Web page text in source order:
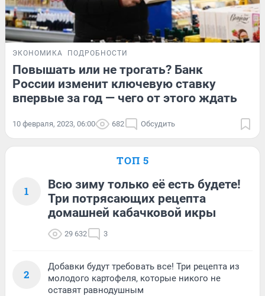
ЭКОНОМИКА ПОДРОБНОСТИ
Повышать или не трогать? Банк
России изменит ключевую ставку
впервые за год — чего от этого ждать
10 февраля, 2023, 06:00 682 Обсудить
ТОП 5
1
Всю зиму только её есть будете!
Три потрясающих рецепта
домашней кабачковой икры
29 632 3
2
Добавки будут требовать все! Три рецепта из
молодого картофеля, которые никого не
оставят равнодушным